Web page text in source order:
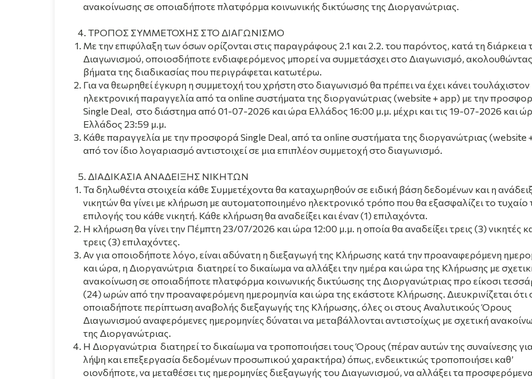
ανακοίνωσης σε οποιαδήποτε πλατφόρμα κοινωνικής δικτύωσης της Διοργανώτριας.
ΤΡΟΠΟΣ ΣΥΜΜΕΤΟΧΗΣ ΣΤΟ ΔΙΑΓΩΝΙΣΜΟ
Με την επιφύλαξη των όσων ορίζονται στις παραγράφους 2.1 και 2.2. του παρόντος, κατά τη διάρκεια
Διαγωνισμού, οποιοσδήποτε ενδιαφερόμενος μπορεί να συμμετάσχει στο Διαγωνισμό,
βήματα της διαδικασίας που περιγράφεται κατωτέρω.
Για να θεωρηθεί έγκυρη η συμμετοχή του χρήστη στο διαγωνισμό θα πρέπει να έχει κάνει τουλάχιστον
ηλεκτρονική παραγγελία από τα online συστήματα της διοργανώτριας (website + app) με την
Single Deal, στο διάστημα από 01-07-2026 και ώρα Ελλάδος 16:00 μ.μ. μέχρι και τις 19-07-2026 και
Ελλάδος 23:59 μ.μ.
Κάθε παραγγελία με την προσφορά Single Deal, από τα online συστήματα της διοργανώτριας (website
από τον ίδιο λογαριασμό αντιστοιχεί σε μια επιπλέον συμμετοχή στο διαγωνισμό.
ΔΙΑΔΙΚΑΣΙΑ ΑΝΑΔΕΙΞΗΣ ΝΙΚΗΤΩΝ
Τα δηλωθέντα στοιχεία κάθε Συμμετέχοντα θα καταχωρηθούν σε ειδική βάση δεδομένων και η
νικητών θα γίνει με κλήρωση με αυτοματοποιημένο ηλεκτρονικό τρόπο που θα εξασφαλίζει το τυχαίο
επιλογής του κάθε νικητή. Κάθε κλήρωση θα αναδείξει και έναν (1) επιλαχόντα.
Η κλήρωση θα γίνει την Πέμπτη 23/07/2026 και ώρα 12:00 μ.μ. η οποία θα αναδείξει τρεις (3) νικητές
τρεις (3) επιλαχόντες.
Αν για οποιοδήποτε λόγο, είναι αδύνατη η διεξαγωγή της Κλήρωσης κατά την προαναφερόμενη
και ώρα, η Διοργανώτρια διατηρεί το δικαίωμα να αλλάξει την ημέρα και ώρα της Κλήρωσης με
ανακοίνωση σε οποιαδήποτε πλατφόρμα κοινωνικής δικτύωσης της Διοργανώτριας προ είκοσι
(24) ωρών από την προαναφερόμενη ημερομηνία και ώρα της εκάστοτε Κλήρωσης. Διευκρινίζεται ότι
οποιαδήποτε περίπτωση αναβολής διεξαγωγής της Κλήρωσης, όλες οι στους Αναλυτικούς Όρους
Διαγωνισμού αναφερόμενες ημερομηνίες δύναται να μεταβάλλονται αντιστοίχως με σχετική
της Διοργανώτριας.
Η Διοργανώτρια διατηρεί το δικαίωμα να τροποποιήσει τους Όρους (πέραν αυτών της συναίνεσης
λήψη και επεξεργασία δεδομένων προσωπικού χαρακτήρα) όπως, ενδεικτικώς τροποποιήσει καθ’
οιονδήποτε, να μεταθέσει τις ημερομηνίες διεξαγωγής του Διαγωνισμού, να αλλάξει τα προσφερόμενα